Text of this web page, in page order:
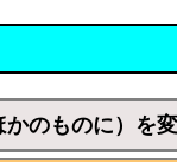
のものに）を